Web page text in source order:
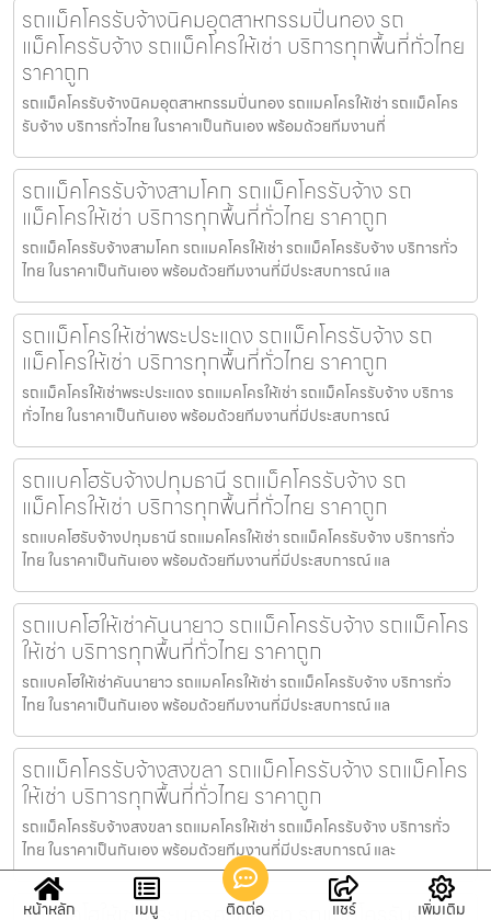
รถแม็คโครรับจ้างนิคมอุตสาหกรรมปิ่นทอง รถ
แม็คโครรับจ้าง รถแม็คโครให้เช่า บริการทุกพื้นที่ทั่วไทย
ราคาถูก
รถแม็คโครรับจ้างนิคมอุตสาหกรรมปิ่นทอง รถแมคโครให้เช่า รถแม็คโคร
รับจ้าง บริการทั่วไทย ในราคาเป็นกันเอง พร้อมด้วยทีมงานที่
รถแม็คโครรับจ้างสามโคก รถแม็คโครรับจ้าง รถ
แม็คโครให้เช่า บริการทุกพื้นที่ทั่วไทย ราคาถูก
รถแม็คโครรับจ้างสามโคก รถแมคโครให้เช่า รถแม็คโครรับจ้าง บริการทั่ว
ไทย ในราคาเป็นกันเอง พร้อมด้วยทีมงานที่มีประสบการณ์ แล
รถแม็คโครให้เช่าพระประแดง รถแม็คโครรับจ้าง รถ
แม็คโครให้เช่า บริการทุกพื้นที่ทั่วไทย ราคาถูก
รถแม็คโครให้เช่าพระประแดง รถแมคโครให้เช่า รถแม็คโครรับจ้าง บริการ
ทั่วไทย ในราคาเป็นกันเอง พร้อมด้วยทีมงานที่มีประสบการณ์
รถแบคโฮรับจ้างปทุมธานี รถแม็คโครรับจ้าง รถ
แม็คโครให้เช่า บริการทุกพื้นที่ทั่วไทย ราคาถูก
รถแบคโฮรับจ้างปทุมธานี รถแมคโครให้เช่า รถแม็คโครรับจ้าง บริการทั่ว
ไทย ในราคาเป็นกันเอง พร้อมด้วยทีมงานที่มีประสบการณ์ แล
รถแบคโฮให้เช่าคันนายาว รถแม็คโครรับจ้าง รถแม็คโคร
ให้เช่า บริการทุกพื้นที่ทั่วไทย ราคาถูก
รถแบคโฮให้เช่าคันนายาว รถแมคโครให้เช่า รถแม็คโครรับจ้าง บริการทั่ว
ไทย ในราคาเป็นกันเอง พร้อมด้วยทีมงานที่มีประสบการณ์ แล
รถแม็คโครรับจ้างสงขลา รถแม็คโครรับจ้าง รถแม็คโคร
ให้เช่า บริการทุกพื้นที่ทั่วไทย ราคาถูก
รถแม็คโครรับจ้างสงขลา รถแมคโครให้เช่า รถแม็คโครรับจ้าง บริการทั่ว
ไทย ในราคาเป็นกันเอง พร้อมด้วยทีมงานที่มีประสบการณ์ และ
หน้าหลัก เมนู ติดต่อ แชร์ เพิ่มเติม